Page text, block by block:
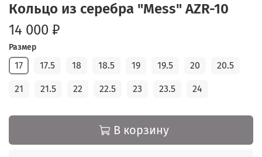
Кольцо из серебра "Mess" AZR-10
14 000 ₽
Размер
17 17.5 18 18.5 19 19.5 20 20.5
21 21.5 22 22.5 23 23.5 24
В корзину